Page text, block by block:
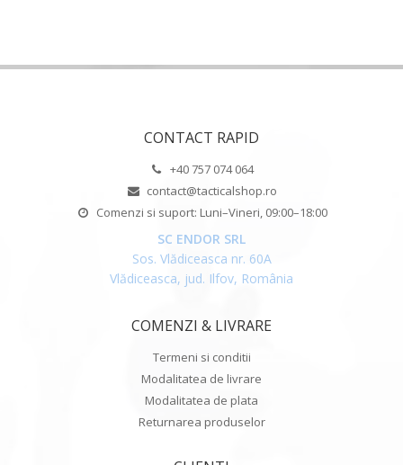
CONTACT RAPID
+40 757 074 064
contact@tacticalshop.ro
Comenzi si suport: Luni–Vineri, 09:00–18:00
SC ENDOR SRL
Sos. Vlădiceasca nr. 60A
Vlădiceasca, jud. Ilfov, România
COMENZI & LIVRARE
Termeni si conditii
Modalitatea de livrare
Modalitatea de plata
Returnarea produselor